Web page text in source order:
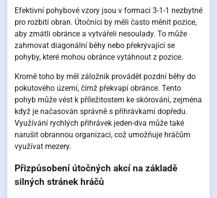
Efektivní pohybové vzory jsou v formaci 3-1-1 nezbytné
pro rozbití obran. Útočníci by měli často měnit pozice,
aby zmátli obránce a vytvářeli nesoulady. To může
zahrnovat diagonální běhy nebo překrývající se
pohyby, které mohou obránce vytáhnout z pozice.
Kromě toho by měl záložník provádět pozdní běhy do
pokutového území, čímž překvapí obránce. Tento
pohyb může vést k příležitostem ke skórování, zejména
když je načasován správně s přihrávkami dopředu.
Využívání rychlých přihrávek jeden-dva může také
narušit obrannou organizaci, což umožňuje hráčům
využívat mezery.
Přizpůsobení útočných akcí na základě
silných stránek hráčů